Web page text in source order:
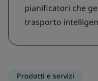
pianificatori che
trasporto
Prodotti e servizi